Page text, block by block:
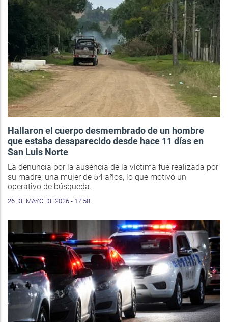
Hallaron el cuerpo desmembrado de un hombre
que estaba desaparecido desde hace 11 días en
San Luis Norte
La denuncia por la ausencia de la víctima fue realizada por
su madre, una mujer de 54 años, lo que motivó un
operativo de búsqueda.
26 DE MAYO DE 2026 - 17:58